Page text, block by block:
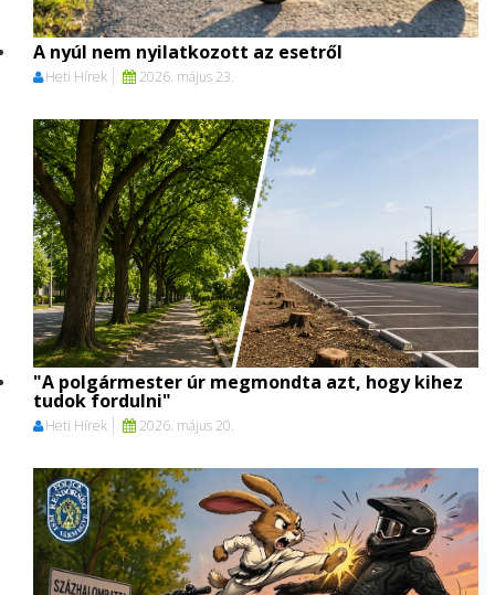
A nyúl nem nyilatkozott az esetről
Heti Hírek 2026. május 23.
"A polgármester úr megmondta azt, hogy kihez
tudok fordulni"
Heti Hírek 2026. május 20.